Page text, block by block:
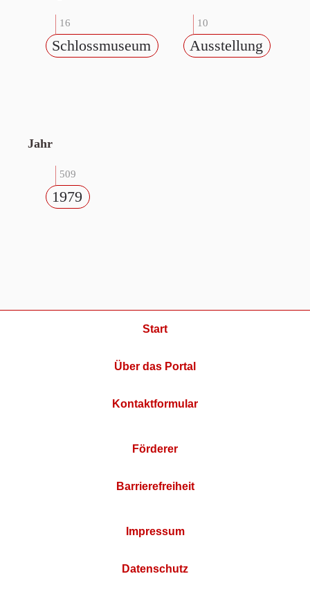
16
Schlossmuseum
10
Ausstellung
Jahr
509
1979
Start
Über das Portal
Kontaktformular
Förderer
Barrierefreiheit
Impressum
Datenschutz